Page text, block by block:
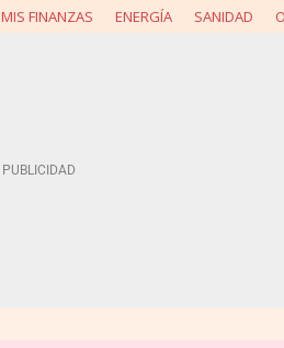
MIS FINANZAS ENERGÍA SANIDAD